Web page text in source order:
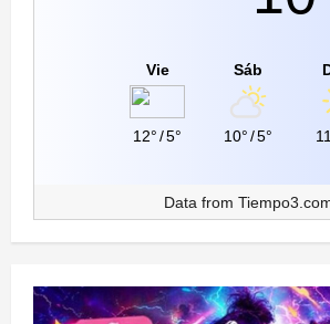
Vie
12°/5°
Sáb
10°/5°
Data from